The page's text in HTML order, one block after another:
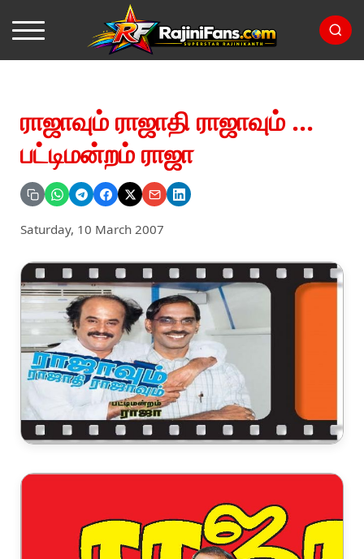
ராஜாவும் ராஜாதி ராஜாவும் ...
பட்டிமன்றம் ராஜா
Saturday, 10 March 2007